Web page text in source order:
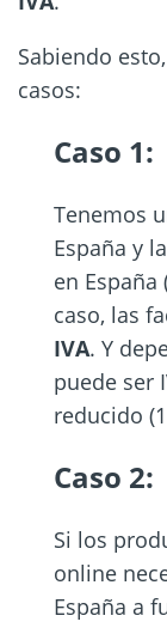
Sabiendo
casos:
Caso 1:
Tenemos
España y
en España
caso, las
IVA. Y
puede ser
reducido
Caso 2:
Si los
online
España a